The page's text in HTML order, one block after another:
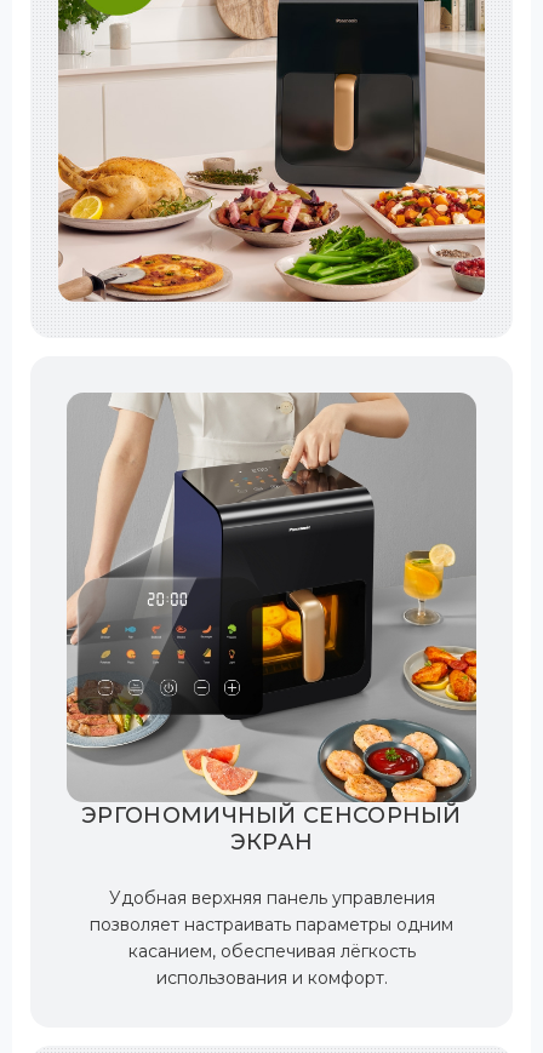
ЭРГОНОМИЧНЫЙ СЕНСОРНЫЙ
ЭКРАН
Удобная верхняя панель управления
позволяет настраивать параметры одним
касанием, обеспечивая лёгкость
использования и комфорт.